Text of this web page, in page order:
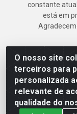
O nosso site
terceiros para
personalizada
relevante de
qualidade do
constante
está em
Deskontão Atacado
Imbiribeira - Recife/